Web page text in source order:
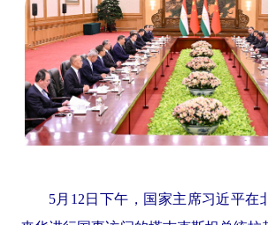
5月12日下午，国家主席习近平在